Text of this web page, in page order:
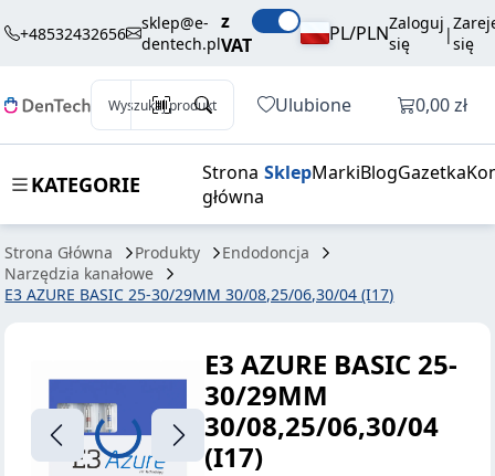
+48532432656
sklep@e-
dentech.pl
z
VAT
PL/PLNZaloguj
się
|się
Wyszukaj produkt Ulubione Otwórz
0,00 zł
KATEGORIE
Strona
główna
SklepMarkiBlogGazetka
Strona Główna Produkty
Endodoncja
Narzędzia kanałowe
E3 AZURE BASIC 25-30/29MM 30/08,25/06,30/04 (I17)
25-30/29MM
30/08,25/06,30/04
(I17)
brutto / szt.
E3 AZURE BASIC 25-
30/29MM
30/08,25/06,30/04
(I17)